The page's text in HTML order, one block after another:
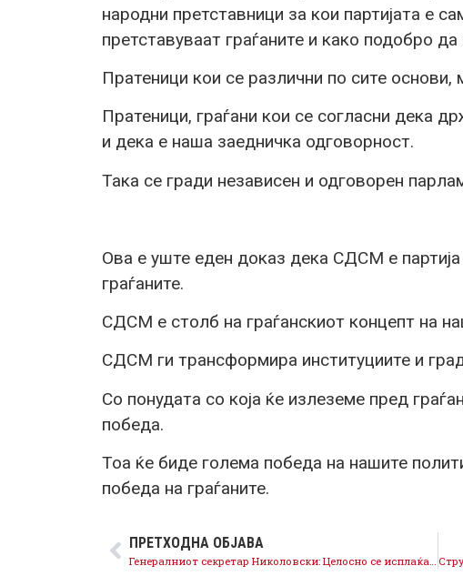
народни претставници за кои партијата е
претставуваат граѓаните и како подобро
Пратеници кои се различни по сите
Пратеници, граѓани кои се согласни дека
и дека е наша заедничка одговорност.
Така се гради независен и одговорен
Ова е уште еден доказ дека СДСМ е
граѓаните.
СДСМ е столб на граѓанскиот концепт на
СДСМ ги трансформира институциите и
Со понудата со која ќе излеземе пред
победа.
Тоа ќе биде голема победа на нашите
победа на граѓаните.
ПРЕТХОДНА ОБЈАВА
Генералниот секретар Николовски: Целосно се исплаќаат долговите на Повардарие и винариите на над 2600 лозари